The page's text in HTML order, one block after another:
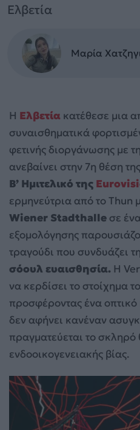
Ελβετία
Μαρία
Η Ελβετία κατέθεσε μια
συναισθηματικά
φετινής διοργάνωσης με τη
ανεβαίνει στην 7η θέση
Β’ Ημιτελικό της
ερμηνεύτρια από το Thun
Wiener Stadthalle σε
εξομολόγησης
τραγούδι που συνδυάζει
σόουλ ευαισθησία. Η
να κερδίσει το στοίχημα
προσφέροντας ένα
δεν αφήνει κανέναν
πραγματεύεται το σκληρό
ενδοοικογενειακής βίας.